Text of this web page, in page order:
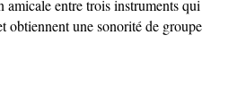
amicale entre trois instruments qui
obtiennent une sonorité de groupe